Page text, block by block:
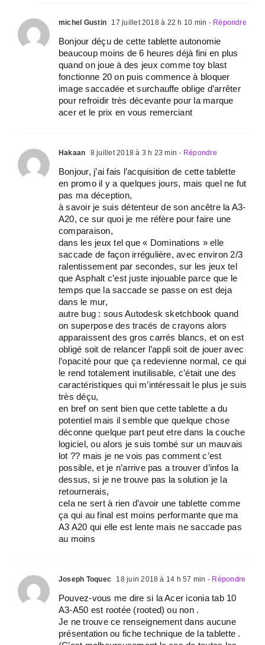
michel Gustin 17 juillet 2018 à 22 h 10 min - Répondre
Bonjour déçu de cette tablette autonomie
beaucoup moins de 6 heures déjà fini en plus
quand on joue à des jeux comme toy blast
fonctionne 20 on puis commence à bloquer
image saccadée et surchauffe oblige d’arrêter
pour refroidir très décevante pour la marque
acer et le prix en vous remerciant
Hakaan 8 juillet 2018 à 3 h 23 min - Répondre
Bonjour, j’ai fais l’acquisition de cette tablette
en promo il y a quelques jours, mais quel ne fut
pas ma déception,
à savoir je suis détenteur de son ancêtre la A3-
A20, ce sur quoi je me réfère pour faire une
comparaison,
dans les jeux tel que « Dominations » elle
saccade de façon irrégulière, avec environ 2/3
ralentissement par secondes, sur les jeux tel
que Asphalt c’est juste injouable parce que le
temps que la saccade se passe on est deja
dans le mur,
autre bug : sous Autodesk sketchbook quand
on superpose des tracés de crayons alors
apparaissent des gros carrés blancs, et on est
obligé soit de relancer l’appli soit de jouer avec
l’opacité pour que ça redevienne normal, ce qui
le rend totalement inutilisable, c’était une des
caractéristiques qui m’intéressait le plus je suis
très déçu,
en bref on sent bien que cette tablette a du
potentiel mais il semble que quelque chose
déconne quelque part peut etre dans la couche
logiciel, ou alors je suis tombé sur un mauvais
lot ?? mais je ne vois pas comment c’est
possible, et je n’arrive pas a trouver d’infos la
dessus, si je ne trouve pas la solution je la
retournerais,
cela ne sert à rien d’avoir une tablette comme
ça qui au final est moins performante que ma
A3 A20 qui elle est lente mais ne saccade pas
au moins
Joseph Toquec 18 juin 2018 à 14 h 57 min - Répondre
Pouvez-vous me dire si la Acer iconia tab 10
A3-A50 est rootée (rooted) ou non .
Je ne trouve ce renseignement dans aucune
présentation ou fiche technique de la tablette .